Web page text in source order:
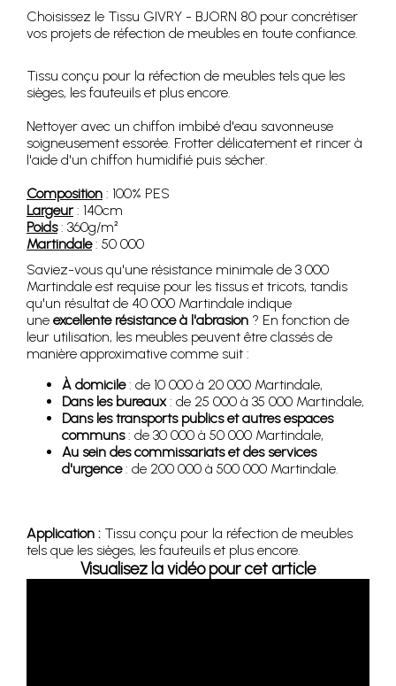
Choisissez le Tissu GIVRY - BJORN 80 pour concrétiser
vos projets de réfection de meubles en toute confiance.
Tissu conçu pour la réfection de meubles tels que les
sièges, les fauteuils et plus encore.
Nettoyer avec un chiffon imbibé d'eau savonneuse
soigneusement essorée. Frotter délicatement et rincer à
l'aide d'un chiffon humidifié puis sécher.
Composition : 100% PES
Largeur: 140cm
Poids: 360g/m²
Martindale : 50 000
Saviez-vous qu'une résistance minimale de 3 000
Martindale est requise pour les tissus et tricots, tandis
qu'un résultat de 40 000 Martindale indique
une excellente résistance à l'abrasion ? En fonction de
leur utilisation, les meubles peuvent être classés de
manière approximative comme suit :
À domicile: de 10 000 à 20 000 Martindale,
Dans les bureaux: de 25 000 à 35 000 Martindale,
Dans les transports publics et autres espaces
communs: de 30 000 à 50 000 Martindale,
Au sein des commissariats et des services
d'urgence: de 200 000 à 500 000 Martindale.
Application : Tissu conçu pour la réfection de meubles
tels que les sièges, les fauteuils et plus encore.
Visualisez la vidéo pour cet article